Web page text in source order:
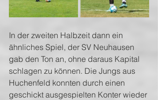
In der zweiten Halbzeit dann ein
ähnliches Spiel, der SV Neuhausen
gab den Ton an, ohne daraus Kapital
schlagen zu können. Die Jungs aus
Huchenfeld konnten durch einen
geschickt ausgespielten Konter wieder